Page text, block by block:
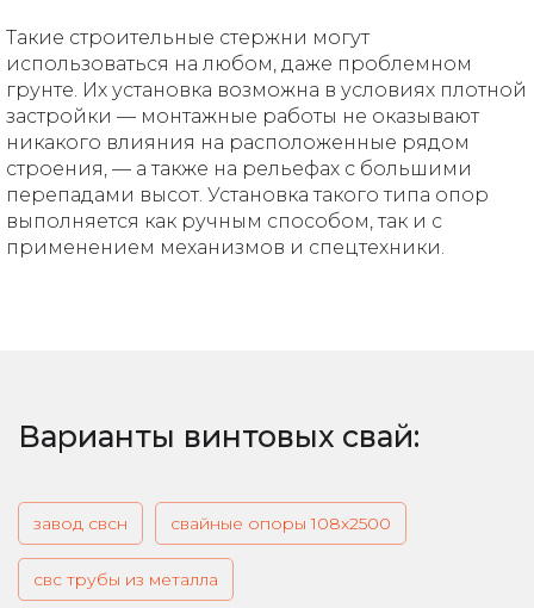
Такие строительные стержни могут
использоваться на любом, даже проблемном
грунте. Их установка возможна в условиях плотной
застройки — монтажные работы не оказывают
никакого влияния на расположенные рядом
строения, — а также на рельефах с большими
перепадами высот. Установка такого типа опор
выполняется как ручным способом, так и с
применением механизмов и спецтехники.
Варианты винтовых свай:
завод свсн свайные опоры 108х2500
свс трубы из металла